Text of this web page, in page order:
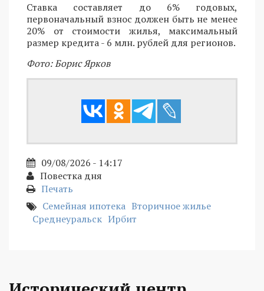
Ставка составляет до 6% годовых,
первоначальный взнос должен быть не менее
20% от стоимости жилья, максимальный
размер кредита - 6 млн. рублей для регионов.
Фото: Борис Ярков
09/08/2026 - 14:17
Повестка дня
Печать
Семейная ипотека Вторичное жилье
Среднеуральск Ирбит